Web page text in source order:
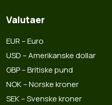
Valutaer
EUR – Euro
USD – Amerikanske dollar
GBP – Britiske pund
NOK – Norske kroner
SEK – Svenske kroner